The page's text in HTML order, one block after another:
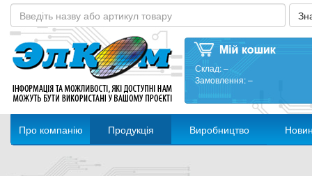
Склад:–
Замовлення:–
Про компанію Продукція Виробництво